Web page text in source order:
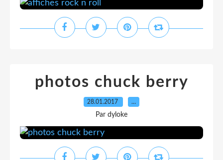
photos chuck berry
28.01.2017 …
Par dyloke